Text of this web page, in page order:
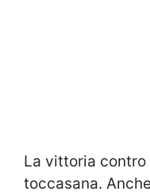
La vittoria contro
toccasana.